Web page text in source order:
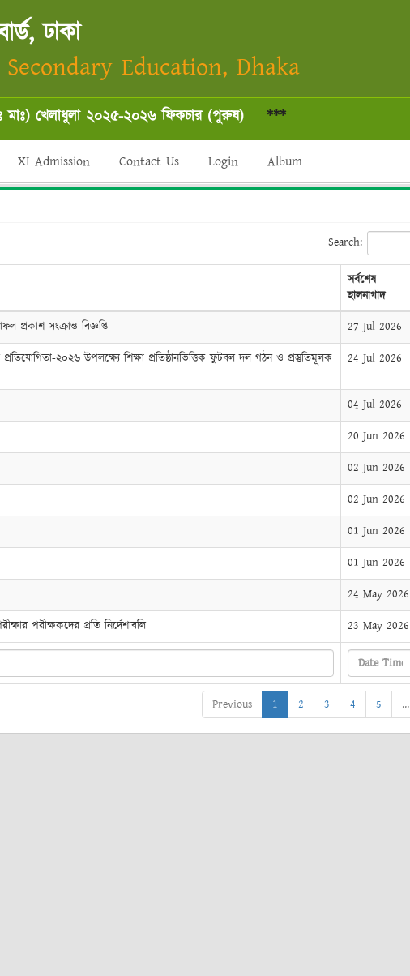
ঢাকা
Education, Dhaka
খেলাধুলা ২০২৫-২০২৬ ফিকচার (পুরুষ)***
XI Admission Contact Us Login Album
Search:
সর্বশেষ
হালনাগাদ
সংক্রান্ত বিজ্ঞপ্তি
27 Jul 2026
২০২৬ উপলক্ষ্যে শিক্ষা প্রতিষ্ঠানভিত্তিক ফুটবল দল গঠন ও প্রস্তুতিমূলক
24 Jul 2026
04 Jul 2026
20 Jun 2026
02 Jun 2026
02 Jun 2026
01 Jun 2026
01 Jun 2026
24 May 2026
পরীক্ষকদের প্রতি নির্দেশাবলি 23 May 2026
Previous 1 2 3 4 5 …